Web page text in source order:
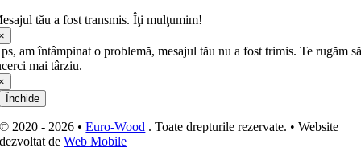
tău a fost transmis. Îţi mulţumim!
am întâmpinat o problemă, mesajul tău nu a fost trimis. Te rugăm
mai târziu.
Închide
© 2020 - 2026 •Euro-Wood . Toate drepturile rezervate. • Website
dezvoltat deWeb Mobile